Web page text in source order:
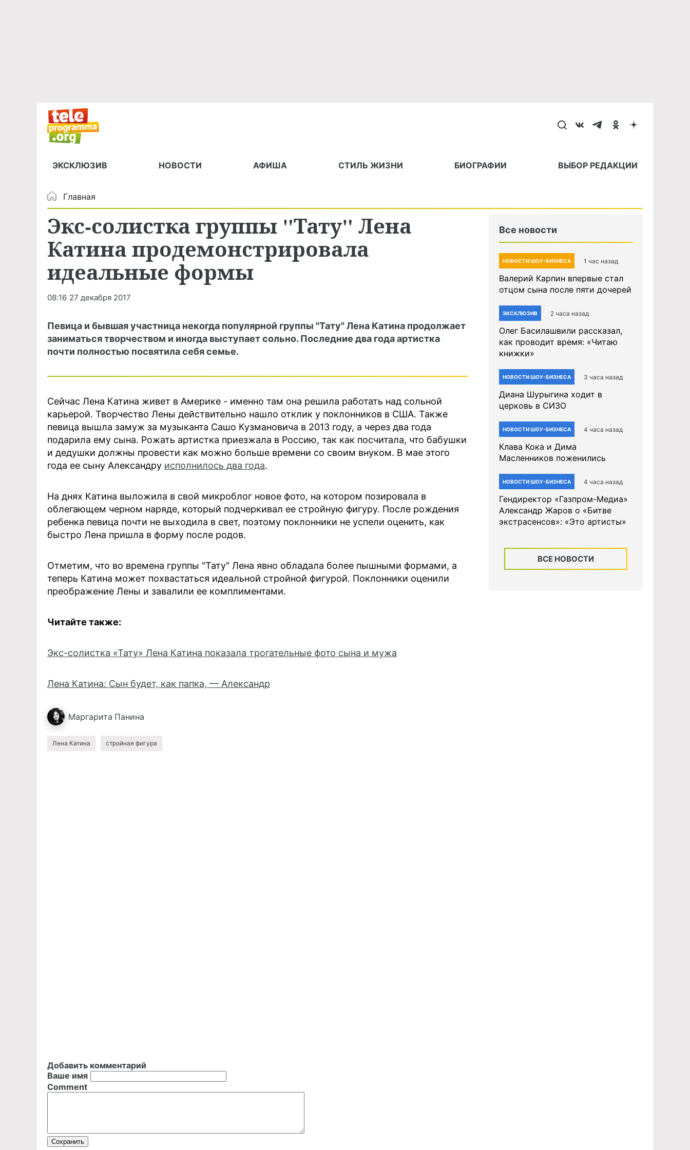
ЭКСКЛЮЗИВ НОВОСТИ АФИША СТИЛЬ ЖИЗНИ БИОГРАФИИ ВЫБОР РЕДАКЦИИ
Главная
Экс-солистка группы "Тату" Лена
Катина продемонстрировала
идеальные формы
08:16 27 декабря 2017
Певица и бывшая участница некогда популярной группы "Тату" Лена Катина продолжает
заниматься творчеством и иногда выступает сольно. Последние два года артистка
почти полностью посвятила себя семье.
Сейчас Лена Катина живет в Америке - именно там она решила работать над сольной
карьерой. Творчество Лены действительно нашло отклик у поклонников в США. Также
певица вышла замуж за музыканта Сашо Кузмановича в 2013 году, а через два года
подарила ему сына. Рожать артистка приезжала в Россию, так как посчитала, что бабушки
и дедушки должны провести как можно больше времени со своим внуком. В мае этого
года ее сыну Александру исполнилось два года.
На днях Катина выложила в свой микроблог новое фото, на котором позировала в
облегающем черном наряде, который подчеркивал ее стройную фигуру. После рождения
ребенка певица почти не выходила в свет, поэтому поклонники не успели оценить, как
быстро Лена пришла в форму после родов.
Отметим, что во времена группы "Тату" Лена явно обладала более пышными формами, а
теперь Катина может похвастаться идеальной стройной фигурой. Поклонники оценили
преображение Лены и завалили ее комплиментами.
Читайте также:
Экс-солистка «Тату» Лена Катина показала трогательные фото сына и мужа
Лена Катина: Сын будет, как папка, — Александр
Маргарита Панина
Лена Катина стройная фигура
Добавить комментарий
Ваше имя
Comment
Все новости
НОВОСТИ ШОУ-БИЗНЕСА 1 час назад
Валерий Карпин впервые стал
отцом сына после пяти дочерей
ЭКСКЛЮЗИВ 2 часа назад
Олег Басилашвили рассказал,
как проводит время: «Читаю
книжки»
НОВОСТИ ШОУ-БИЗНЕСА 3 часа назад
Диана Шурыгина ходит в
церковь в СИЗО
НОВОСТИ ШОУ-БИЗНЕСА 4 часа назад
Клава Кока и Дима
Масленников поженились
НОВОСТИ ШОУ-БИЗНЕСА 4 часа назад
Гендиректор «Газпром-Медиа»
Александр Жаров о «Битве
экстрасенсов»: «Это артисты»
ВСЕ НОВОСТИ